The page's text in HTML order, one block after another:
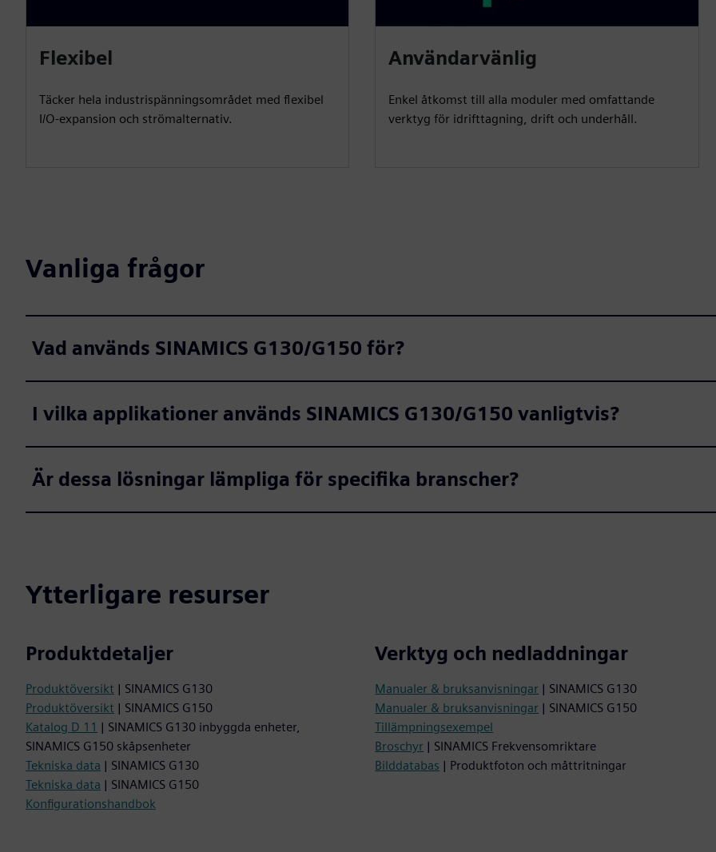
Flexibel
Täcker hela industrispänningsområdet med flexibel
I/O-expansion och strömalternativ.
Användarvänlig
Enkel åtkomst till alla moduler med omfattande
verktyg för idrifttagning, drift och underhåll.
Vanliga frågor
Vad används SINAMICS G130/G150 för?
I vilka applikationer används SINAMICS G130/G150 vanligtvis?
Är dessa lösningar lämpliga för specifika branscher?
Ytterligare resurser
Produktdetaljer
Produktöversikt | SINAMICS G130
Produktöversikt | SINAMICS G150
Katalog D 11 | SINAMICS G130 inbyggda enheter,
SINAMICS G150 skåpsenheter
Tekniska data | SINAMICS G130
Tekniska data | SINAMICS G150
Konfigurationshandbok
Verktyg och nedladdningar
Manualer & bruksanvisningar | SINAMICS G130
Manualer & bruksanvisningar | SINAMICS G150
Tillämpningsexempel
Broschyr | SINAMICS Frekvensomriktare
Bilddatabas | Produktfoton och måttritningar